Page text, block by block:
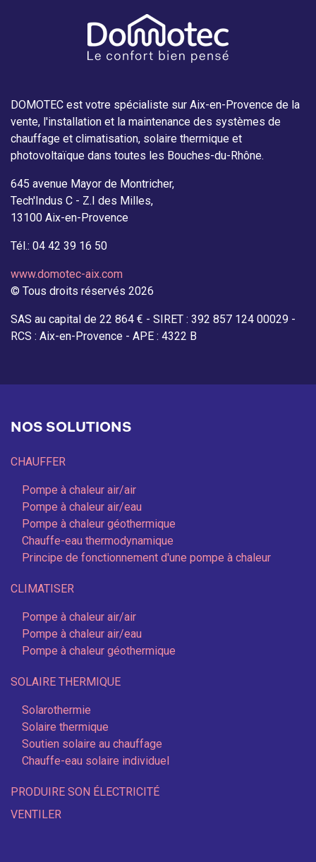
DOMOTEC est votre spécialiste sur Aix-en-Provence de la
vente, l'installation et la maintenance des systèmes de
chauffage et climatisation, solaire thermique et
photovoltaïque dans toutes les Bouches-du-Rhône.
645 avenue Mayor de Montricher,
Tech'Indus C - Z.I des Milles,
13100 Aix-en-Provence
Tél.: 04 42 39 16 50
www.domotec-aix.com
© Tous droits réservés 2026
SAS au capital de 22 864 € - SIRET : 392 857 124 00029 -
RCS : Aix-en-Provence - APE : 4322 B
NOS SOLUTIONS
CHAUFFER
Pompe à chaleur air/air
Pompe à chaleur air/eau
Pompe à chaleur géothermique
Chauffe-eau thermodynamique
Principe de fonctionnement d'une pompe à chaleur
CLIMATISER
Pompe à chaleur air/air
Pompe à chaleur air/eau
Pompe à chaleur géothermique
SOLAIRE THERMIQUE
Solarothermie
Solaire thermique
Soutien solaire au chauffage
Chauffe-eau solaire individuel
PRODUIRE SON ÉLECTRICITÉ
VENTILER